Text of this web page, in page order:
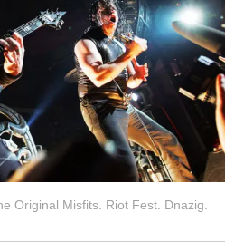
Original Misfits. Riot Fest. Dnazig.